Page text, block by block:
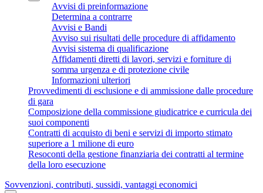
Avvisi di preinformazione
Determina a contrarre
Avvisi e Bandi
Avviso sui risultati delle procedure di affidamento
Avvisi sistema di qualificazione
Affidamenti diretti di lavori, servizi e forniture di
somma urgenza e di protezione civile
Informazioni ulteriori
Provvedimenti di esclusione e di ammissione dalle procedure
di gara
Composizione della commissione giudicatrice e curricula dei
suoi componenti
Contratti di acquisto di beni e servizi di importo stimato
superiore a 1 milione di euro
Resoconti della gestione finanziaria dei contratti al termine
della loro esecuzione
Sovvenzioni, contributi, sussidi, vantaggi economici